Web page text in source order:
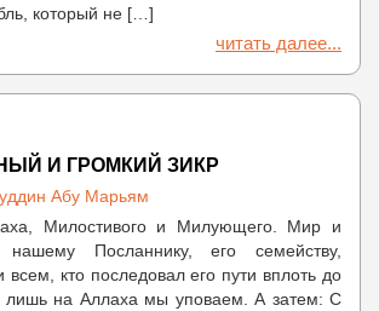
который не […]
читать далее...
И ГРОМКИЙ ЗИКР
Абу Марьям
Милостивого и Милующего. Мир и
нашему Посланнику, его семейству,
всем, кто последовал его пути вплоть до
лишь на Аллаха мы уповаем. А затем: С